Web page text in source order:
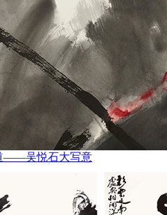
——吴悦石大写意